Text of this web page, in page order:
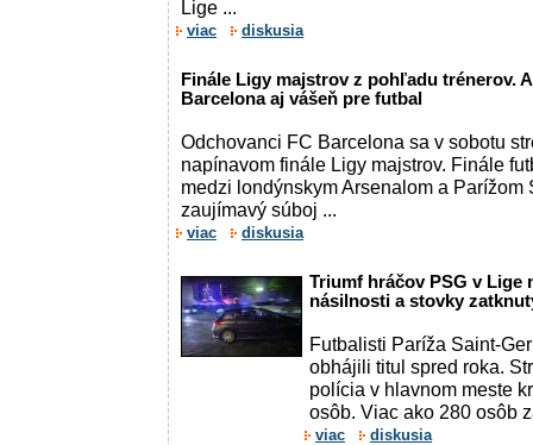
Lige ...
viac diskusia
Finále Ligy majstrov z pohľadu trénerov.
Barcelona aj vášeň pre futbal
Odchovanci FC Barcelona sa v sobotu
napínavom finále Ligy majstrov. Finále
medzi londýnskym Arsenalom a
zaujímavý súboj ...
viac diskusia
Triumf hráčov PSG v Lige
násilnosti a stovky
Futbalisti Paríža Saint-
obhájili titul spred roka.
polícia v hlavnom meste
osôb. Viac ako 280 osôb
viac diskusia